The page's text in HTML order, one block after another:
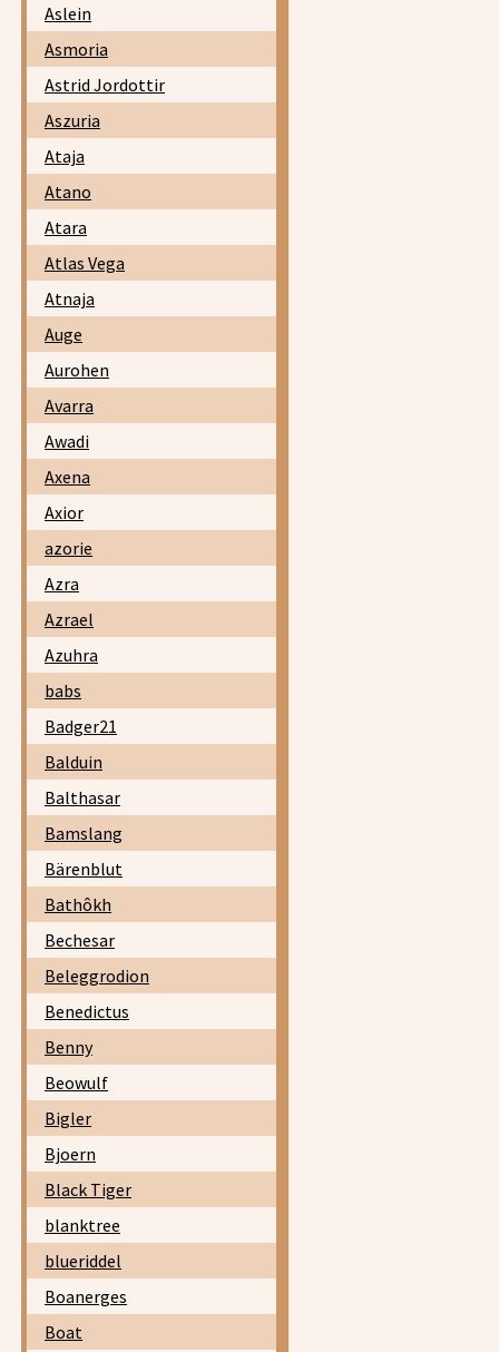
Aslein
Asmoria
Astrid Jordottir
Aszuria
Ataja
Atano
Atara
Atlas Vega
Atnaja
Auge
Aurohen
Avarra
Awadi
Axena
Axior
azorie
Azra
Azrael
Azuhra
babs
Badger21
Balduin
Balthasar
Bamslang
Bärenblut
Bathôkh
Bechesar
Beleggrodion
Benedictus
Benny
Beowulf
Bigler
Bjoern
Black Tiger
blanktree
blueriddel
Boanerges
Boat